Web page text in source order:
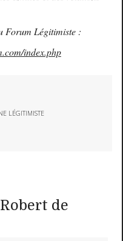
Forum Légitimiste :
index.php
LÉGITIMISTE
de